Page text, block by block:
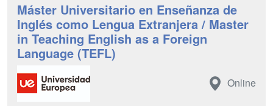
Máster Universitario en Enseñanza de
Inglés como Lengua Extranjera / Master
in Teaching English as a Foreign
Language (TEFL)
Online